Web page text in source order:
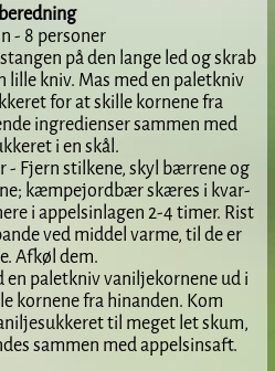
- 8 personer
på den lange led og skrab
lille kniv. Mas med en paletkniv
for at skille kornene fra
ingredienser sammen med
i en skål.
Fjern stilkene, skyl bærrene og
kæmpejordbær skæres i kvar­
i appelsinlagen 2-4 timer. Rist
ved mid­del varme, til de er
Afkøl dem.
en paletkniv vaniljekornene ud i
kornene fra hinanden. Kom
til meget let skum,
sammen med appelsinsaft.